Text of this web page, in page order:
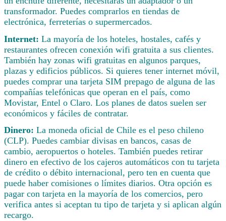
transformador. Puedes comprarlos en tiendas de
electrónica, ferreterías o supermercados.
Internet: La mayoría de los hoteles, hostales, cafés y
restaurantes ofrecen conexión wifi gratuita a sus clientes.
También hay zonas wifi gratuitas en algunos parques,
plazas y edificios públicos. Si quieres tener internet móvil,
puedes comprar una tarjeta SIM prepago de alguna de las
compañías telefónicas que operan en el país, como
Movistar, Entel o Claro. Los planes de datos suelen ser
económicos y fáciles de contratar.
Dinero: La moneda oficial de Chile es el peso chileno
(CLP). Puedes cambiar divisas en bancos, casas de
cambio, aeropuertos o hoteles. También puedes retirar
dinero en efectivo de los cajeros automáticos con tu tarjeta
de crédito o débito internacional, pero ten en cuenta que
puede haber comisiones o límites diarios. Otra opción es
pagar con tarjeta en la mayoría de los comercios, pero
verifica antes si aceptan tu tipo de tarjeta y si aplican algún
recargo.